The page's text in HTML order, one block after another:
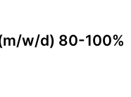
Industrie, Maschinenbau,
Anlagenbau, Produktion